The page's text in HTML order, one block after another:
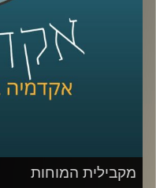
קרדיט תמונות:AudioVersity
מקבילית המוחות